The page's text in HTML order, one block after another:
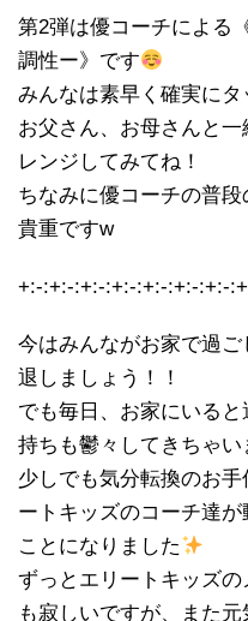
第2弾は優コーチによる
調性ー》です
みんなは素早く確実にタ
お父さん、お母さんと
レンジしてみてね！
ちなみに優コーチの普
貴重ですw
+:-:+:-:+:-:+:-:+:-:+:-:+:-
今はみんながお家で過
退しましょう！！
でも毎日、お家にいる
持ちも鬱々してきちゃい
少しでも気分転換のお
ートキッズのコーチ達
ことになりました
ずっとエリートキッズ
も寂しいですが、また